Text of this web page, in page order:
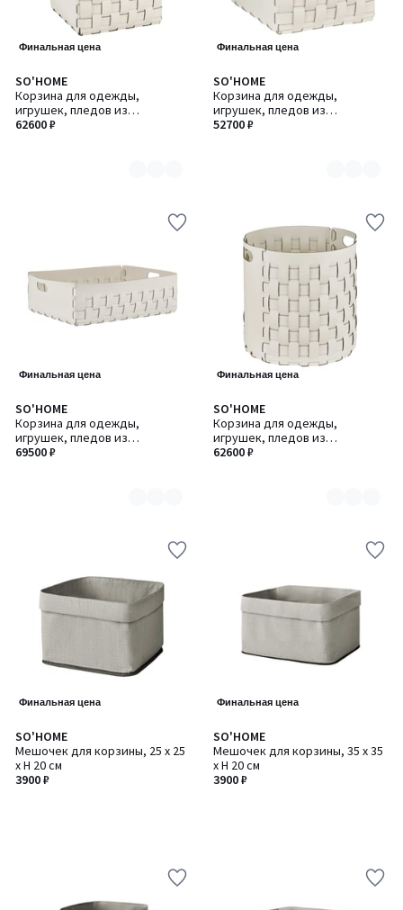
Финальная цена
SO'HOME
Корзина для одежды,
игрушек, пледов из
натуральной кожи, 35 x 35 x
62600 ₽
Количество
цветов:
8
Финальная цена
SO'HOME
Корзина для одежды,
игрушек, пледов из
натуральной кожи, 35 x 40 x
52700 ₽
Количество
цветов:
8
Финальная цена
SO'HOME
Корзина для одежды,
игрушек, пледов из
натуральной кожи, 60 x 50 x
69500 ₽
Количество
цветов:
8
Финальная цена
SO'HOME
Корзина для одежды,
игрушек, пледов из
натуральной кожи, Ø 40 x H40
62600 ₽
Количество
цветов:
8
Финальная цена
SO'HOME
Мешочек для корзины, 25 x 25
x H 20 см
3900 ₽
Финальная цена
SO'HOME
Мешочек для корзины, 35 x 35
x H 20 см
3900 ₽